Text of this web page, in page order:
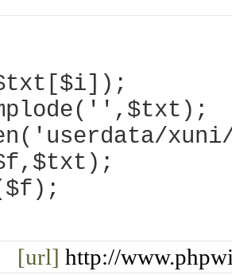
[url] http://